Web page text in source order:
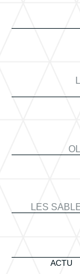
LES
ACTU